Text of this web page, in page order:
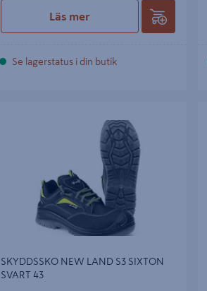
Läs mer
Se lagerstatus i din butik
SKYDDSSKO NEW LAND S3 SIXTON
SVART 43